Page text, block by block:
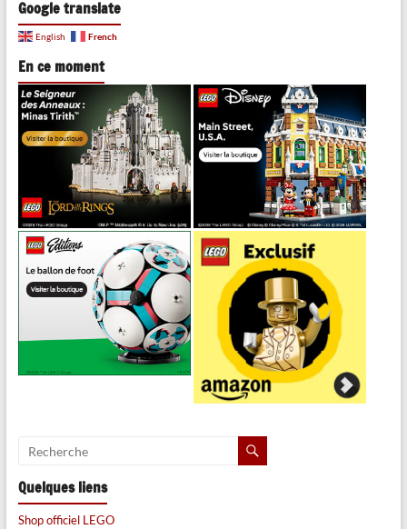
Google translate
English French
En ce moment
Quelques liens
Shop officiel LEGO